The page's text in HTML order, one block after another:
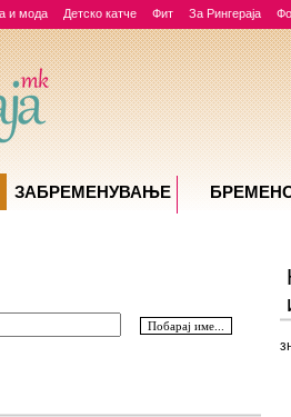
и мода Детско катче Фит За Рингераја
ЗАБРЕМЕНУВАЊE